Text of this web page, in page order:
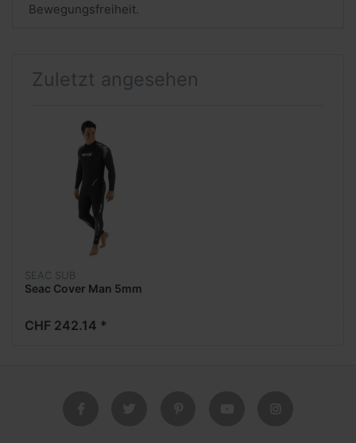
Bewegungsfreiheit.
Zuletzt angesehen
SEAC SUB
Seac Cover Man 5mm
CHF 242.14 *